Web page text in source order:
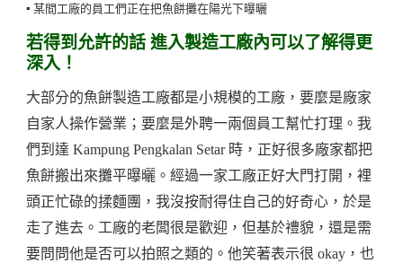
▪️ 某間工廠的員工們正在把魚餅攤在陽光下曝曬
若得到允許的話 進入製造工廠內可以了解得更
深入！
大部分的魚餅製造工廠都是小規模的工廠，要麼是廠家
自家人操作營業；要麼是外聘一兩個員工幫忙打理。我
們到達 Kampung Pengkalan Setar 時，正好很多廠家都把
魚餅搬出來攤平曝曬。經過一家工廠正好大門打開，裡
頭正忙碌的揉麵團，我沒按耐得住自己的好奇心，於是
走了進去。工廠的老闆很是歡迎，但基於禮貌，還是需
要問問他是否可以拍照之類的。他笑著表示很 okay，也